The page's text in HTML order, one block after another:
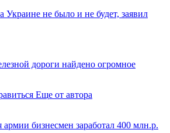
Украине не было и не будет, заявил
дороги найдено огромное
Еще от автора
армии бизнесмен заработал 400 млн.р.